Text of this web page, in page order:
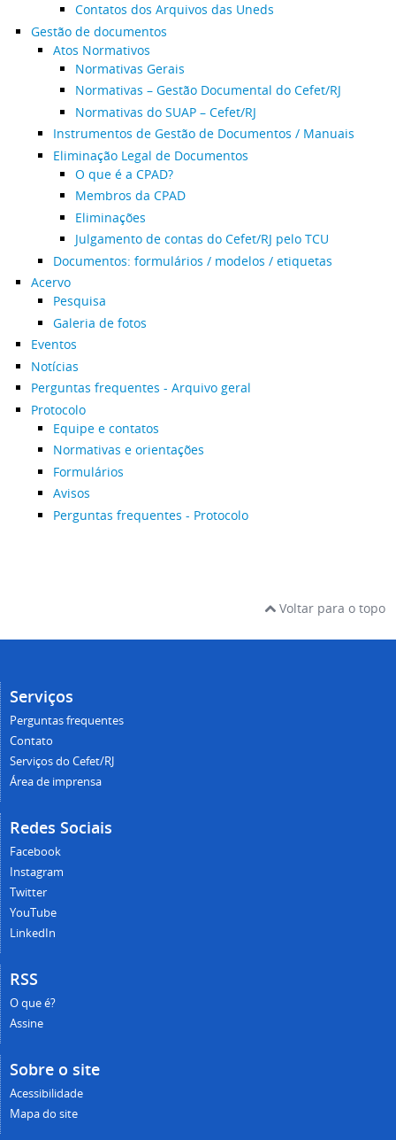
Contatos dos Arquivos das Uneds
Gestão de documentos
Atos Normativos
Normativas Gerais
Normativas – Gestão Documental do Cefet/RJ
Normativas do SUAP – Cefet/RJ
Instrumentos de Gestão de Documentos / Manuais
Eliminação Legal de Documentos
O que é a CPAD?
Membros da CPAD
Eliminações
Julgamento de contas do Cefet/RJ pelo TCU
Documentos: formulários / modelos / etiquetas
Acervo
Pesquisa
Galeria de fotos
Eventos
Notícias
Perguntas frequentes - Arquivo geral
Protocolo
Equipe e contatos
Normativas e orientações
Formulários
Avisos
Perguntas frequentes - Protocolo
Voltar para o topo
Serviços
Perguntas frequentes
Contato
Serviços do Cefet/RJ
Área de imprensa
Redes Sociais
Facebook
Instagram
Twitter
YouTube
LinkedIn
RSS
O que é?
Assine
Sobre o site
Acessibilidade
Mapa do site